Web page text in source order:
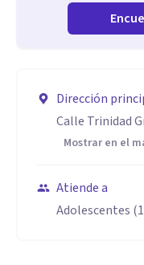
Dirección
Calle Trinidad
Mostrar en el
Atiende a
Adolescentes